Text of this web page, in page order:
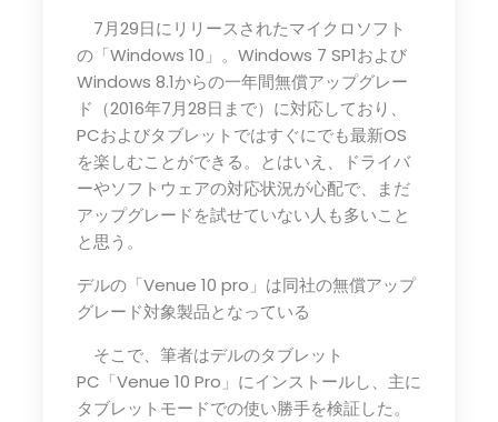
7月29日にリリースされたマイクロソフト
の「Windows 10」。Windows 7 SP1および
Windows 8.1からの一年間無償アップグレー
ド（2016年7月28日まで）に対応しており、
PCおよびタブレットではすぐにでも最新OS
を楽しむことができる。とはいえ、ドライバ
ーやソフトウェアの対応状況が心配で、まだ
アップグレードを試せていない人も多いこと
と思う。
デルの「Venue 10 pro」は同社の無償アップ
グレード対象製品となっている
そこで、筆者はデルのタブレット
PC「Venue 10 Pro」にインストールし、主に
タブレットモードでの使い勝手を検証した。